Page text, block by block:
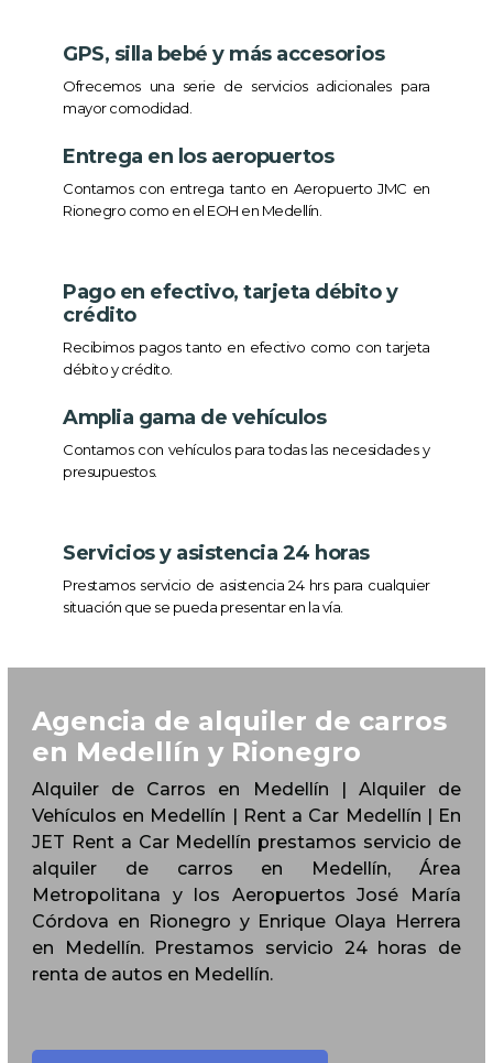
GPS, silla bebé y más accesorios
Ofrecemos una serie de servicios adicionales para
mayor comodidad.
Entrega en los aeropuertos
Contamos con entrega tanto en Aeropuerto JMC en
Rionegro como en el EOH en Medellín.
Pago en efectivo, tarjeta débito y
crédito
Recibimos pagos tanto en efectivo como con tarjeta
débito y crédito.
Amplia gama de vehículos
Contamos con vehículos para todas las necesidades y
presupuestos.
Servicios y asistencia 24 horas
Prestamos servicio de asistencia 24 hrs para cualquier
situación que se pueda presentar en la vía.
Agencia de alquiler de carros
en Medellín y Rionegro
Alquiler de Carros en Medellín | Alquiler de
Vehículos en Medellín | Rent a Car Medellín | En
JET Rent a Car Medellín prestamos servicio de
alquiler de carros en Medellín, Área
Metropolitana y los Aeropuertos José María
Córdova en Rionegro y Enrique Olaya Herrera
en Medellín. Prestamos servicio 24 horas de
renta de autos en Medellín.